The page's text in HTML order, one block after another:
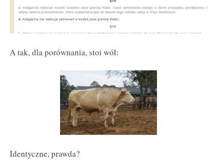
A tak, dla porównania, stoi wół:
Identyczne, prawda?